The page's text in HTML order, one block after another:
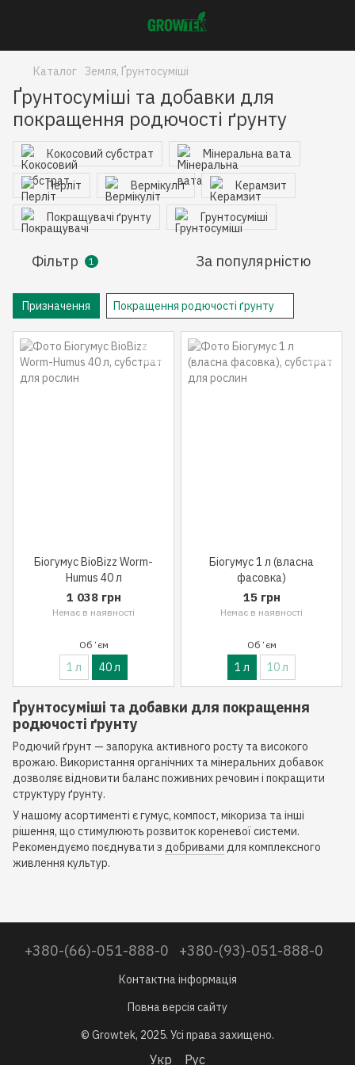
Каталог Земля, Ґрунтосуміші
Ґрунтосуміші та добавки для
покращення родючості ґрунту
Кокосовий субстрат Мінеральна вата
Перліт Вермікуліт Керамзит
Покращувачі ґрунту Грунтосуміші
Фільтр 1 За популярністю
Призначення Покращення родючості ґрунту
Біогумус BioBizz Worm-
Humus 40 л
1 038 грн
Немає в наявності
Обʼєм
1 л 40 л
Біогумус 1 л (власна
фасовка)
15 грн
Немає в наявності
Обʼєм
1 л 10 л
Ґрунтосуміші та добавки для покращення
родючості ґрунту
Родючий ґрунт — запорука активного росту та високого
врожаю. Використання органічних та мінеральних добавок
дозволяє відновити баланс поживних речовин і покращити
структуру ґрунту.
У нашому асортименті є гумус, компост, мікориза та інші
рішення, що стимулюють розвиток кореневої системи.
Рекомендуємо поєднувати з добривами для комплексного
живлення культур.
+380-(66)-051-888-0 +380-(93)-051-888-0
Контактна інформація
Повна версія сайту
© Growtek, 2025. Усі права захищено.
Укр Рус